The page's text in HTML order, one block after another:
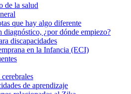
de la salud
que hay algo diferente
¿por dónde empiezo?
discapacidades
en la Infancia (ECI)
de aprendizaje